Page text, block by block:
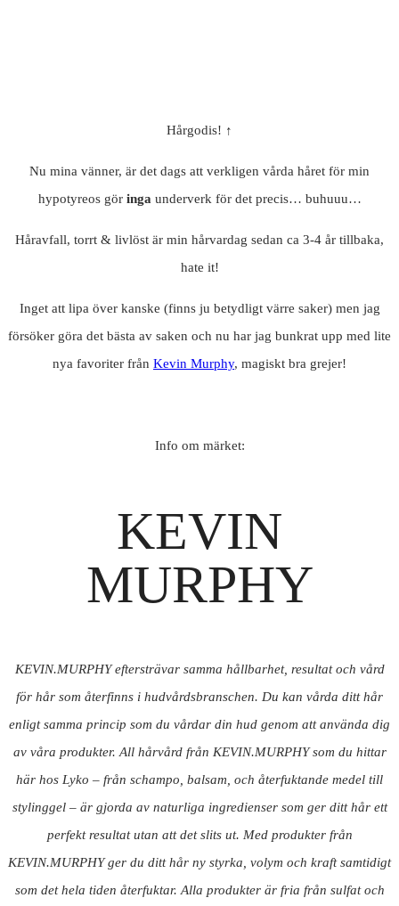
Hårgodis! ↑
Nu mina vänner, är det dags att verkligen vårda håret för min
hypotyreos gör inga underverk för det precis… buhuuu…
Håravfall, torrt & livlöst är min hårvardag sedan ca 3-4 år tillbaka,
hate it!
Inget att lipa över kanske (finns ju betydligt värre saker) men jag
försöker göra det bästa av saken och nu har jag bunkrat upp med lite
nya favoriter från Kevin Murphy, magiskt bra grejer!
Info om märket:
KEVIN
MURPHY
KEVIN.MURPHY eftersträvar samma hållbarhet, resultat och vård
för hår som återfinns i hudvårdsbranschen. Du kan vårda ditt hår
enligt samma princip som du vårdar din hud genom att använda dig
av våra produkter. All hårvård från KEVIN.MURPHY som du hittar
här hos Lyko – från schampo, balsam, och återfuktande medel till
stylinggel – är gjorda av naturliga ingredienser som ger ditt hår ett
perfekt resultat utan att det slits ut. Med produkter från
KEVIN.MURPHY ger du ditt hår ny styrka, volym och kraft samtidigt
som det hela tiden återfuktar. Alla produkter är fria från sulfat och